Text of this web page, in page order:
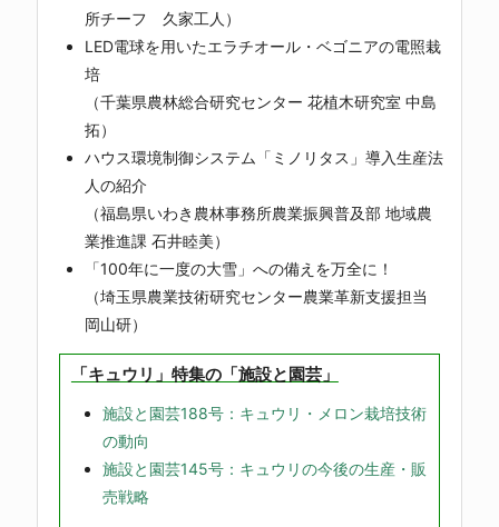
所チーフ 久家工人）
LED電球を用いたエラチオール・ベゴニアの電照栽
培
（千葉県農林総合研究センター 花植木研究室 中島
拓）
ハウス環境制御システム「ミノリタス」導入生産法
人の紹介
（福島県いわき農林事務所農業振興普及部 地域農
業推進課 石井睦美）
「100年に一度の大雪」への備えを万全に！
（埼玉県農業技術研究センター農業革新支援担当
岡山研）
「キュウリ」特集の「施設と園芸」
施設と園芸188号：キュウリ・メロン栽培技術
の動向
施設と園芸145号：キュウリの今後の生産・販
売戦略